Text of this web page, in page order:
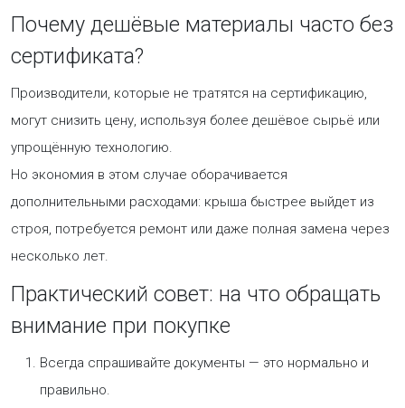
Почему дешёвые материалы часто без
сертификата?
Производители, которые не тратятся на сертификацию,
могут снизить цену, используя более дешёвое сырьё или
упрощённую технологию.
Но экономия в этом случае оборачивается
дополнительными расходами: крыша быстрее выйдет из
строя, потребуется ремонт или даже полная замена через
несколько лет.
Практический совет: на что обращать
внимание при покупке
Всегда спрашивайте документы — это нормально и
правильно.